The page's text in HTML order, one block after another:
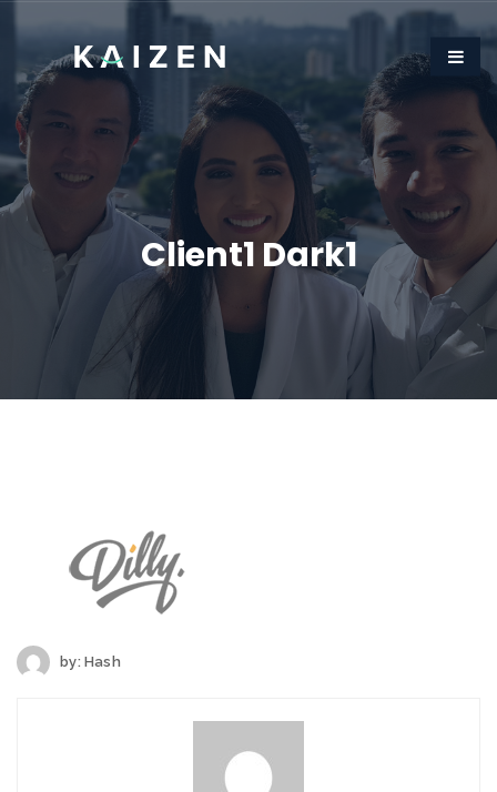
Client1 Dark1
by: Hash